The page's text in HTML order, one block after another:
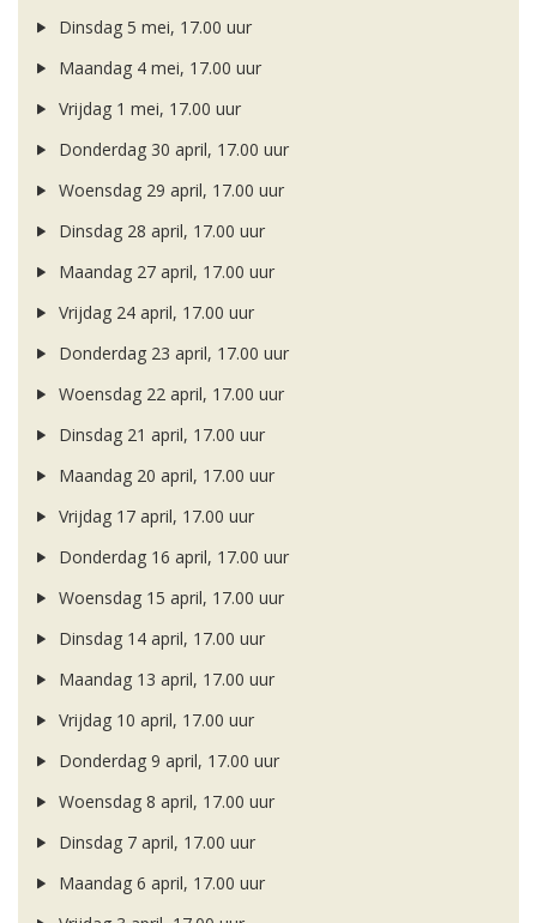
Dinsdag 5 mei, 17.00 uur
Maandag 4 mei, 17.00 uur
Vrijdag 1 mei, 17.00 uur
Donderdag 30 april, 17.00 uur
Woensdag 29 april, 17.00 uur
Dinsdag 28 april, 17.00 uur
Maandag 27 april, 17.00 uur
Vrijdag 24 april, 17.00 uur
Donderdag 23 april, 17.00 uur
Woensdag 22 april, 17.00 uur
Dinsdag 21 april, 17.00 uur
Maandag 20 april, 17.00 uur
Vrijdag 17 april, 17.00 uur
Donderdag 16 april, 17.00 uur
Woensdag 15 april, 17.00 uur
Dinsdag 14 april, 17.00 uur
Maandag 13 april, 17.00 uur
Vrijdag 10 april, 17.00 uur
Donderdag 9 april, 17.00 uur
Woensdag 8 april, 17.00 uur
Dinsdag 7 april, 17.00 uur
Maandag 6 april, 17.00 uur